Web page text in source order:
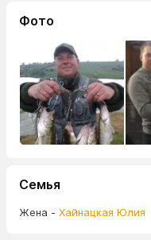
Фото
Семья
Жена - Хайнацкая Юлия